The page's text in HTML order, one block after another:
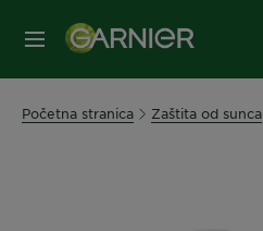
IZBORNIK
Početna stranica Zaštita od sunca